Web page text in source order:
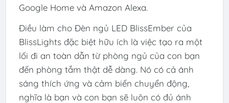
Google Home và Amazon Alexa.
Điều làm cho Đèn ngủ LED BlissEmber của
BlissLights đặc biệt hữu ích là việc tạo ra một
lối đi an toàn dẫn từ phòng ngủ của con bạn
đến phòng tắm thật dễ dàng. Nó có cả ánh
sáng thích ứng và cảm biến chuyển động,
nghĩa là bạn và con bạn sẽ luôn có đủ ánh